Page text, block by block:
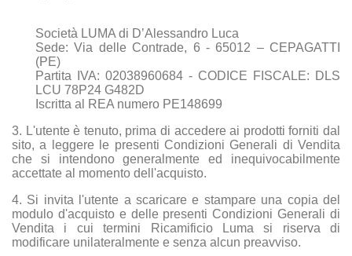
Società LUMA di D’Alessandro Luca
Sede: Via delle Contrade, 6 - 65012 – CEPAGATTI
(PE)
Partita IVA: 02038960684 - CODICE FISCALE: DLS
LCU 78P24 G482D
Iscritta al REA numero PE148699
3. L'utente è tenuto, prima di accedere ai prodotti forniti dal
sito, a leggere le presenti Condizioni Generali di Vendita
che si intendono generalmente ed inequivocabilmente
accettate al momento dell'acquisto.
4. Si invita l'utente a scaricare e stampare una copia del
modulo d'acquisto e delle presenti Condizioni Generali di
Vendita i cui termini Ricamificio Luma si riserva di
modificare unilateralmente e senza alcun preavviso.